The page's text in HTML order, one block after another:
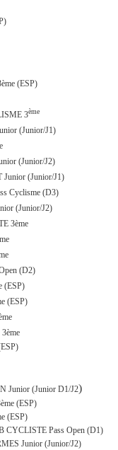
(ESP)
3ème
(Junior/J1)
(Junior/J2)
(Junior/J1)
Cyclisme (D3)
(Junior/J2)
3ème
(D2)
(ESP)
(ESP)
Junior (Junior D1/J2)
(ESP)
(ESP)
Pass Open (D1)
Junior (Junior/J2)